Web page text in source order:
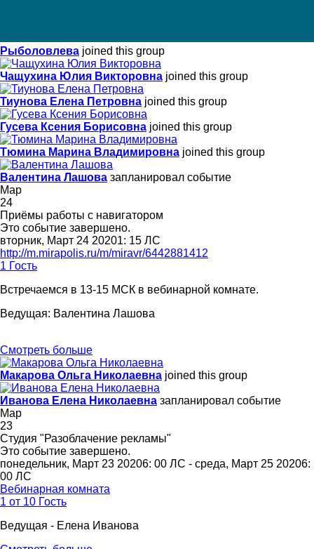
Рыболовлева joined this group
Чащухина Юлия Викторовна joined this group
Тиунова Елена Петровна joined this group
Гусева Ксения Борисовна joined this group
Тюмина Марина Владимировна joined this group
Валентина Лашова запланировал событие
Мар
24
Приёмы работы с навигатором
Это событие завершено.
вторник, Март 24 20201: 15 ЛС
http://m.mirapolis.ru/m/miravr/6442881412
1 Гость
Встречаемся в 13-15 МСК в вебинарной комнате.
Ведущая: Валентина Лашова
Смотреть больше
Макарова Ольга Николаевна joined this group
Иванова Елена Николаевна запланировал событие
Мар
23
Студия "Разоблачение рекламы"
Это событие завершено.
понедельник, Март 23 20206: 00 ЛС - среда, Март 25 20206:
00 ЛС
Вебинарная комната
1 от 10 Гость
Ведущая - Елена Иванова